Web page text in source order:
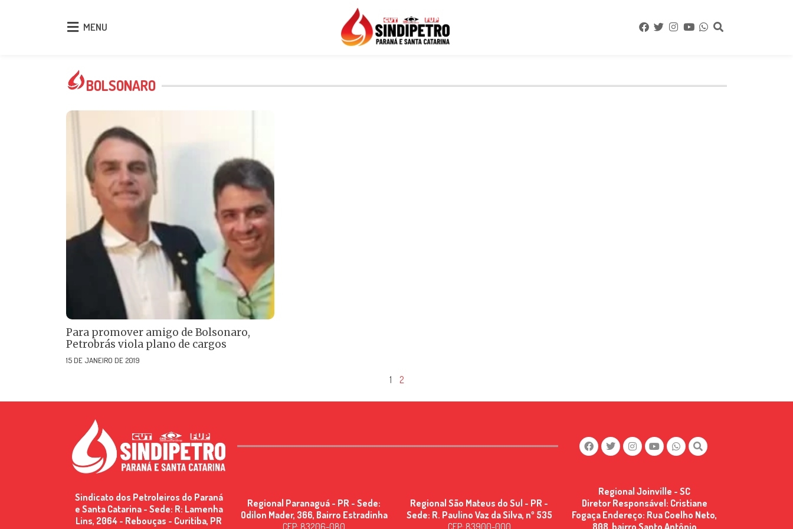
MENU
BOLSONARO
Para promover amigo de Bolsonaro,
Petrobrás viola plano de cargos
15 DE JANEIRO DE 2019
1 2
Sindicato dos Petroleiros do Paraná
e Santa Catarina - Sede: R: Lamenha
Lins, 2064 - Rebouças - Curitiba, PR
Regional Paranaguá - PR - Sede:
Odilon Mader, 366, Bairro Estradinha
CEP: 83206-080
Regional São Mateus do Sul - PR -
Sede: R. Paulino Vaz da Silva, nº 535
CEP: 83900-000
Regional Joinville - SC
Diretor Responsável: Cristiane
Fogaça Endereço: Rua Coelho Neto,
808, bairro Santo Antônio